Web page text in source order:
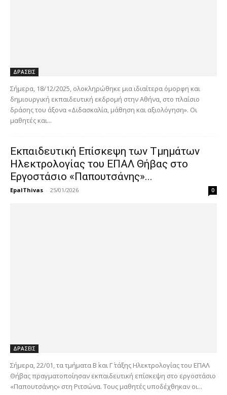
ΔΡΑΣΕΙΣ
Σήμερα, 18/12/2025, ολοκληρώθηκε μια ιδιαίτερα όμορφη και
δημιουργική εκπαιδευτική εκδρομή στην Αθήνα, στο πλαίσιο
δράσης του άξονα «Διδασκαλία, μάθηση και αξιολόγηση». Οι
μαθητές και...
Εκπαιδευτική Επίσκεψη των Τμημάτων
Ηλεκτρολογίας του ΕΠΑΛ Θήβας στο
Εργοστάσιο «Παπουτσάνης»...
EpalThivas - 25/01/2026 0
ΔΡΑΣΕΙΣ
Σήμερα, 22/01, τα τμήματα Β΄ και Γ΄ τάξης Ηλεκτρολογίας του ΕΠΑΛ
Θήβας πραγματοποίησαν εκπαιδευτική επίσκεψη στο εργοστάσιο
«Παπουτσάνης» στη Ριτσώνα. Τους μαθητές υποδέχθηκαν οι...